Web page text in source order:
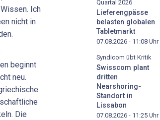
Ich
nicht in
beginnt
neu.
Die
Quartal 2026
Lieferengpässe
belasten globalen
Tabletmarkt
07.08.2026 - 11:08 Uhr
Syndicom übt Kritik
Swisscom plant
dritten
Nearshoring-
Standort in
Lissabon
07.08.2026 - 11:25 Uhr